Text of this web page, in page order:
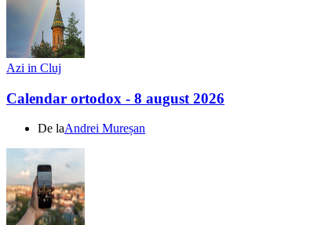
Azi in Cluj
Calendar ortodox - 8 august 2026
De laAndrei Mureșan